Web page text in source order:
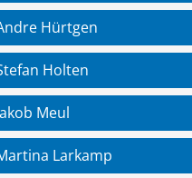
Hürtgen
Holten
Meul
Larkamp